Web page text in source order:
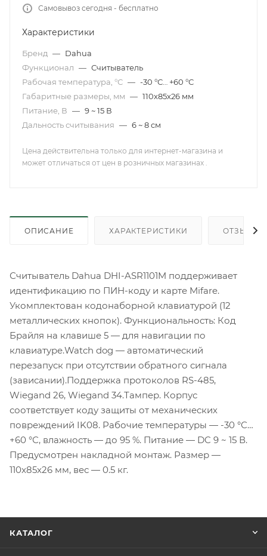
Самовывоз сегодня - бесплатно
Характеристики
Бренд — Dahua
Функционал — Считыватель
Рабочая температура, °С — -30 °С… +60 °С
Габаритные размеры, мм — 110x85x26 мм
Питание, В — 9 ~ 15 В
Дальность считывания — 6 ~ 8 см
Цена действительна только для интернет-магазина и
может отличаться от цен в розничных магазинах .
ОПИСАНИЕ ХАРАКТЕРИСТИКИ ОТЗЫВЫ
Считыватель Dahua DHI-ASR1101M поддерживает
идентификацию по ПИН-коду и карте Mifare.
Укомплектован кодонаборной клавиатурой (12
металлических кнопок). Функциональность: Код
Брайля на клавише 5 — для навигации по
клавиатуре.Watch dog — автоматический
перезапуск при отсутствии обратного сигнала
(зависании).Поддержка протоколов RS-485,
Wiegand 26, Wiegand 34.Тампер. Корпус
соответствует коду защиты от механических
повреждений IK08. Рабочие температуры — -30 °С…
+60 °С, влажность — до 95 %. Питание — DC 9 ~ 15 В.
Предусмотрен накладной монтаж. Размер —
110x85x26 мм, вес — 0.5 кг.
КАТАЛОГ